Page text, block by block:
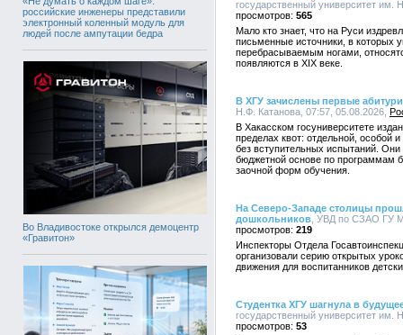
российские инженеры представили
электронный коленный модуль для
людей после ампутации бедра
Во Владивостоке открылся демоцентр
«Гравитон»
государственный университет им.
565
Мало кто знает, что на Руси
письменные источники, в которых
перебрасываемым ногами,
появляются в XIX веке.
В ХГУ зачислены первые
Н.Ф. Катанова, 07:57, 05.08.2026,
В Хакасском госуниверситете
пределах квот: отдельной, особой
без вступительных испытаний.
бюджетной основе по программам
заочной форм обучения.
На Северо-Западе столицы
дошкольников , УВД по СЗАО ГУ
219
Инспекторы Отдела
организовали серию открытых
движения для воспитанников
Студентка ХГУ шагнула в
государственный университет им.
53